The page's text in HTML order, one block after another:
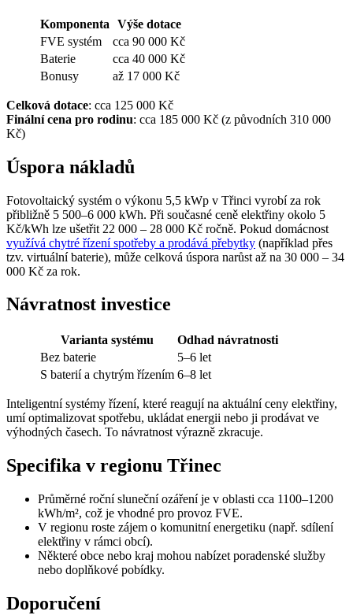
Komponenta
Výše dotace
FVE systém
cca 90 000 Kč
Baterie
cca 40 000 Kč
Bonusy
až 17 000 Kč
Celková dotace: cca 125 000 Kč
Finální cena pro rodinu: cca 185 000 Kč (z původních 310 000
Kč)
Úspora nákladů
Fotovoltaický systém o výkonu 5,5 kWp v Třinci vyrobí za rok
přibližně 5 500–6 000 kWh. Při současné ceně elektřiny okolo 5
Kč/kWh lze ušetřit 22 000 – 28 000 Kč ročně. Pokud domácnost
využívá chytré řízení spotřeby a prodává přebytky (například přes
tzv. virtuální baterie), může celková úspora narůst až na 30 000 – 34
000 Kč za rok.
Návratnost investice
Varianta systému
Odhad návratnosti
Bez baterie
5–6 let
S baterií a chytrým řízením 6–8 let
Inteligentní systémy řízení, které reagují na aktuální ceny elektřiny,
umí optimalizovat spotřebu, ukládat energii nebo ji prodávat ve
výhodných časech. To návratnost výrazně zkracuje.
Specifika v regionu Třinec
Průměrné roční sluneční ozáření je v oblasti cca 1100–1200
kWh/m², což je vhodné pro provoz FVE.
V regionu roste zájem o komunitní energetiku (např. sdílení
elektřiny v rámci obcí).
Některé obce nebo kraj mohou nabízet poradenské služby
nebo doplňkové pobídky.
Doporučení